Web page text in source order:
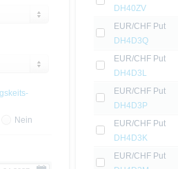
DH40ZV
EUR/CHF Put
DH4D3Q
EUR/CHF Put
DH4D3L
EUR/CHF Put
DH4D3P
EUR/CHF Put
DH4D3K
EUR/CHF Put
Nein